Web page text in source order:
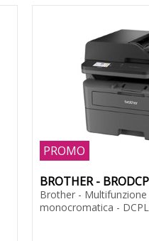
BROTHER -
Brother - Multifunzione
monocromatica -
PROMO